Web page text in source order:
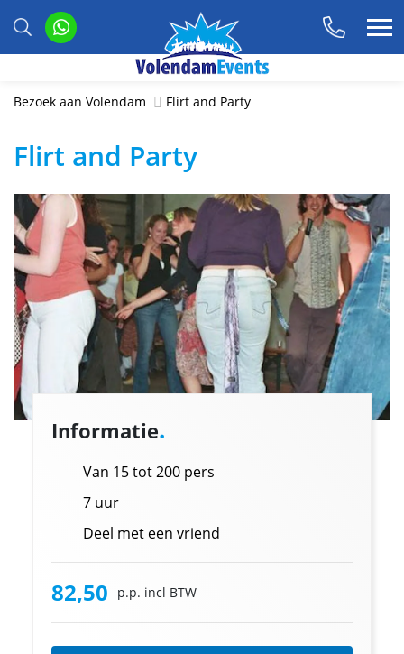
Bezoek aan Volendam Flirt and Party
Flirt and Party
Informatie.
Van 15 tot 200 pers
7 uur
Deel met een vriend
82,50 p.p. incl BTW